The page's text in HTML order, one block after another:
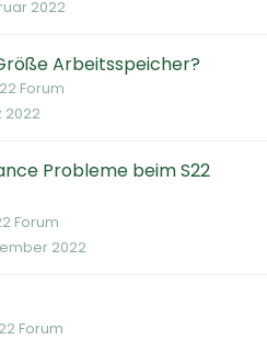
2022
Arbeitsspeicher?
Forum
2022
Probleme beim S22
Forum
2022
Forum